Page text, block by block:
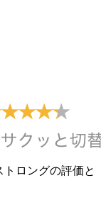
トロングの評価と